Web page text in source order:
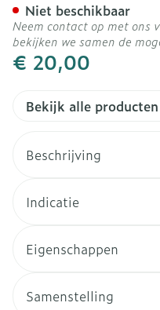
€ 20,00
Niet beschikbaar
Neem contact op met ons
bekijken we samen de
Bekijk alle
Beschrijving
Indicatie
Eigenschappen
Samenstelling